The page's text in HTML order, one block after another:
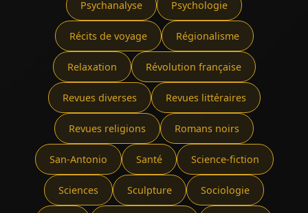
Psychanalyse Psychologie
Récits de voyage Régionalisme
Relaxation Révolution française
Revues diverses Revues littéraires
Revues religions Romans noirs
San-Antonio Santé Science-fiction
Sciences Sculpture Sociologie